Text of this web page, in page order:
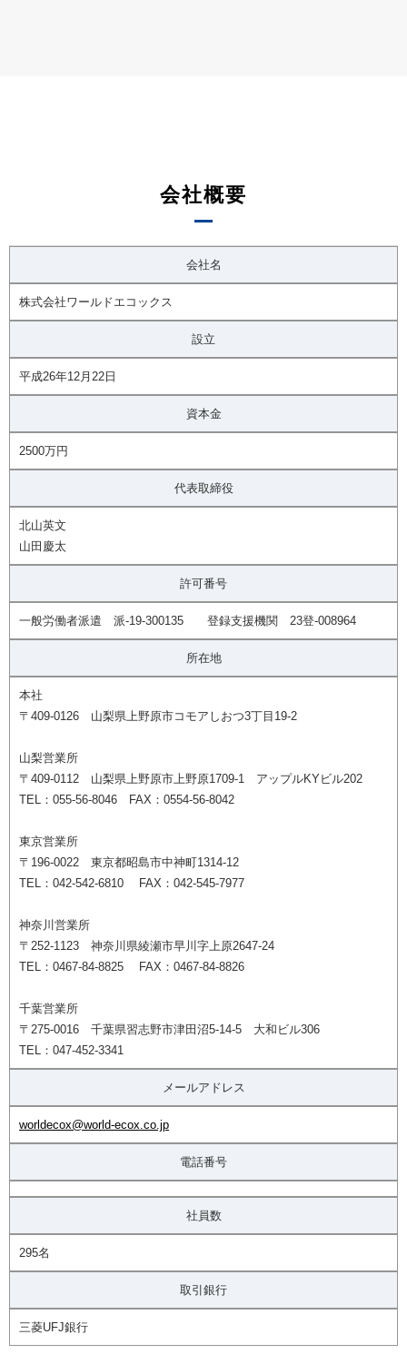
会社概要
会社名
株式会社ワールドエコックス
設立
平成26年12月22日
資本金
2500万円
代表取締役
北山英文
山田慶太
許可番号
一般労働者派遣 派-19-300135 登録支援機関 23登-008964
所在地
本社
〒409-0126 山梨県上野原市コモアしおつ3丁目19-2
山梨営業所
〒409-0112 山梨県上野原市上野原1709-1 アップルKYビル202
TEL：055-56-8046 FAX：0554-56-8042
東京営業所
〒196-0022 東京都昭島市中神町1314-12
TEL：042-542-6810 FAX：042-545-7977
神奈川営業所
〒252-1123 神奈川県綾瀬市早川字上原2647-24
TEL：0467-84-8825 FAX：0467-84-8826
千葉営業所
〒275-0016 千葉県習志野市津田沼5-14-5 大和ビル306
TEL：047-452-3341
メールアドレス
worldecox@world-ecox.co.jp
電話番号
社員数
295名
取引銀行
三菱UFJ銀行